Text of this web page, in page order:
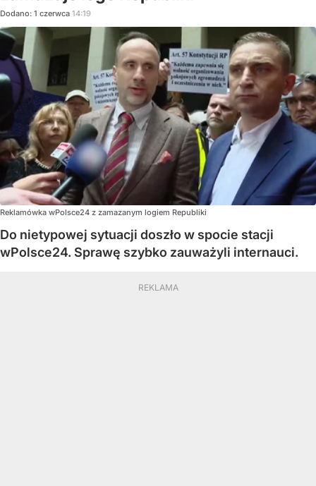
Dodano: 1 czerwca 14:19
Reklamówka wPolsce24 z zamazanym logiem Republiki
Do nietypowej sytuacji doszło w spocie stacji
wPolsce24. Sprawę szybko zauważyli internauci.